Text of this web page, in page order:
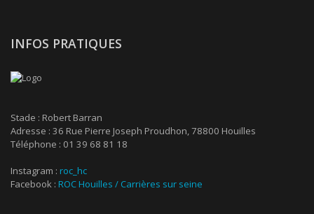
INFOS PRATIQUES
Stade : Robert Barran
Adresse : 36 Rue Pierre Joseph Proudhon, 78800 Houilles
Téléphone : 01 39 68 81 18
Instagram : roc_hc
Facebook : ROC Houilles / Carrières sur seine